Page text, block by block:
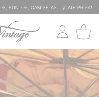
PUNTOS, CAMISETAS… ¡DATE PRISA!